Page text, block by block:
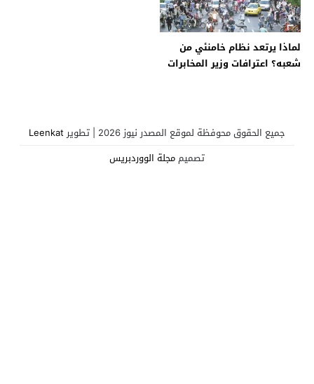
لماذا يرتعد نظام خامنئي من
شعبه؟ اعترافات وزير المخابرات
جميع الحقوق محوفظة لموقع المصدر نيوز 2026 | تطوير
Leenkat
تصميممجلة الووردبريس